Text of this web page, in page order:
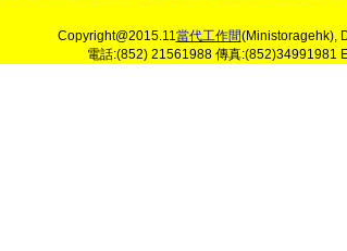
Copyright@2015.11當代工作間(Ministoragehk),
電話:(852) 21561988 傳真:(852)34991981